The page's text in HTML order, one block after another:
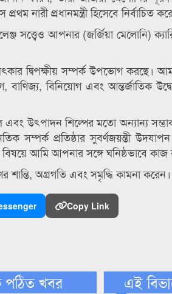
নারী প্রধানমন্ত্রী হিসেবে নির্বাচিত
সত্ত্বেও আপনার (জর্জিয়া মেলোনি)
দ্বিপক্ষীয় সম্পর্ক উপভোগ করছে।
বাণিজ্য, বিনিয়োগ এবং আন্তর্জাতিক
উৎপাদন শিল্পের মতো অন্যান্য
প্রতিষ্ঠার সুবর্ণজয়ন্তী
আমি আপনার সঙ্গে ঘনিষ্ঠভাবে কাজ
শান্তি, অগ্রগতি এবং সমৃদ্ধি কামনা করেন।
Copy Link
পঠিত খবর এই